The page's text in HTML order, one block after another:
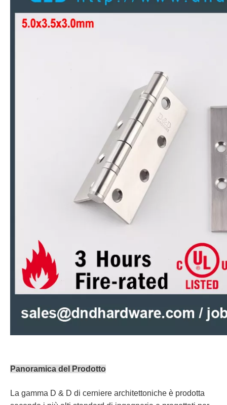
Panoramica del Prodotto
La gamma D & D di cerniere architettoniche è prodotta